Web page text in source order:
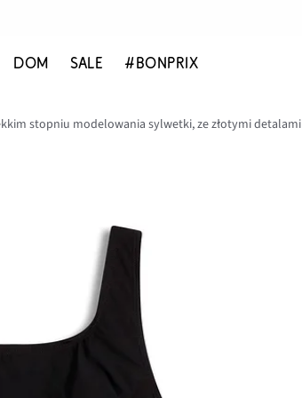
DOM SALE #BONPRIX
stopniu modelowania sylwetki, ze złotymi detalami